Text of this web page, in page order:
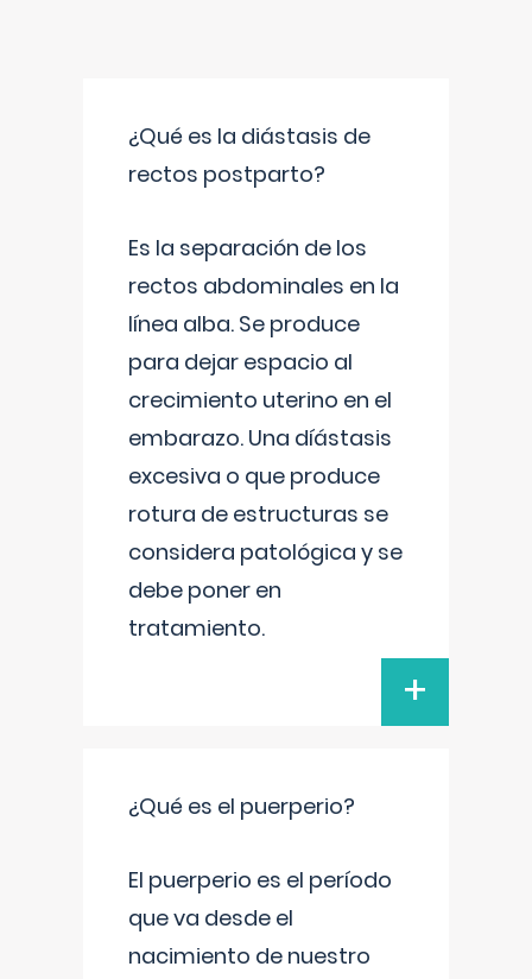
¿Qué es la diástasis de
rectos postparto?
Es la separación de los
rectos abdominales en la
línea alba. Se produce
para dejar espacio al
crecimiento uterino en el
embarazo. Una díástasis
excesiva o que produce
rotura de estructuras se
considera patológica y se
debe poner en
tratamiento.
+
¿Qué es el puerperio?
El puerperio es el período
que va desde el
nacimiento de nuestro